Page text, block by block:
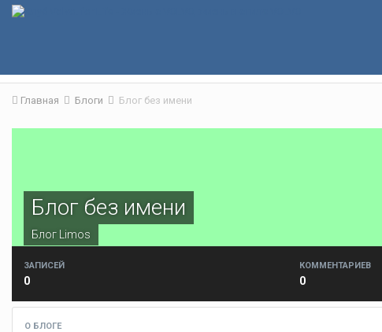
Главная Блоги Блог без имени
Блог без имени
Блог Limos
ЗАПИСЕЙ
0
КОММЕНТАРИЕВ
0
О БЛОГЕ